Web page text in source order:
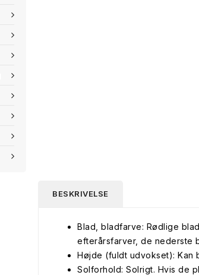
BESKRIVELSE
Blad, bladfarve: Rødlige
efterårsfarver, de nederste
Højde (fuldt udvokset): Kan
Solforhold: Solrigt. Hvis de